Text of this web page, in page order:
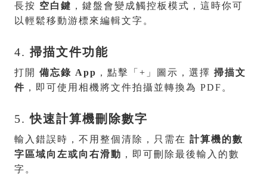
長按 空白鍵 ，鍵盤會變成觸控板模式，這時你可
以輕鬆移動游標來編輯文字。
4. 掃描文件功能
打開 備忘錄 App ，點擊「+」圖示，選擇 掃描文
件 ，即可使用相機將文件拍攝並轉換為 PDF。
5.快速計算機刪除數字
輸入錯誤時，不用整個清除，只需在 計算機的數
字區域向左或向右滑動 ，即可刪除最後輸入的數
字。